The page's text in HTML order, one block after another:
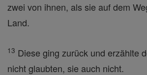
zwei von ihnen, als sie auf dem
Land.
13 Diese ging zurück und erzählte
nicht glaubten, sie auch nicht.